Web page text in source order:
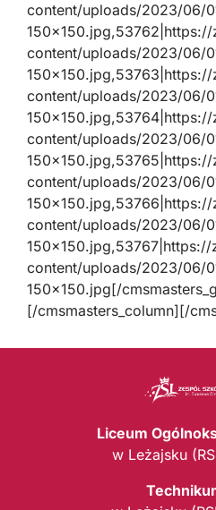
content/uploads/2023/06/
content/uploads/2023/06/
content/uploads/2023/06/
content/uploads/2023/06/
content/uploads/2023/06/
content/uploads/2023/06/
content/uploads/2023/06/
150×150.jpg[/
[/cmsmasters_column][/
Liceum
w Leżajsku